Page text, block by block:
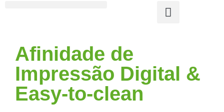
Afinidade de
Impressão Digital &
Easy-to-clean